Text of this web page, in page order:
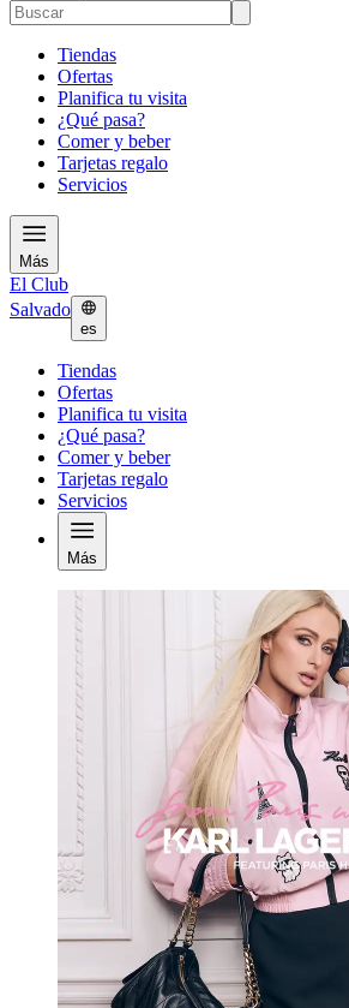
Tiendas
Ofertas
Planifica tu visita
¿Qué pasa?
Comer y beber
Tarjetas regalo
Servicios
Más
El Club
Salvado
es
Tiendas
Ofertas
Planifica tu visita
¿Qué pasa?
Comer y beber
Tarjetas regalo
Servicios
Más